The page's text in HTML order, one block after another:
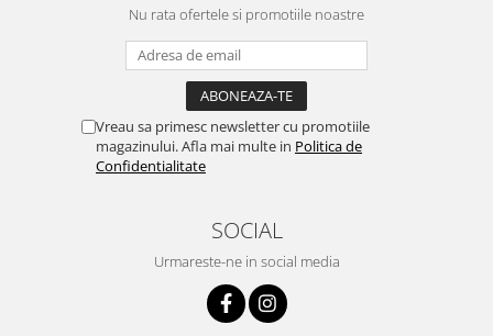
Nu rata ofertele si promotiile noastre
Vreau sa primesc newsletter cu promotiile
magazinului. Afla mai multe in Politica de
Confidentialitate
SOCIAL
Urmareste-ne in social media